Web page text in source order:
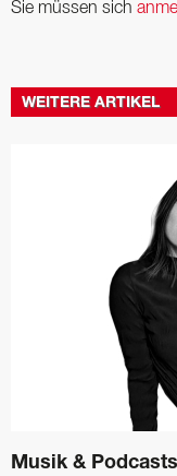
Sie müssen sich
WEITERE ARTIKEL
Musik &